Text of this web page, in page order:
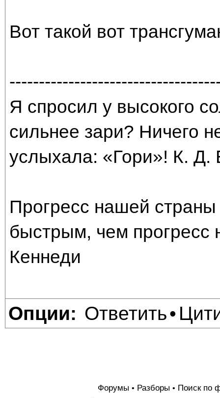
Вот такой вот
Я спросил у высокого
сильнее зари? Ничего
услыхала: «Гори»! К. Д.
Прогресс нашей
быстрым, чем прогресс
Кеннеди
Опции: Ответить•
Форумы • Разборы • Поиск по